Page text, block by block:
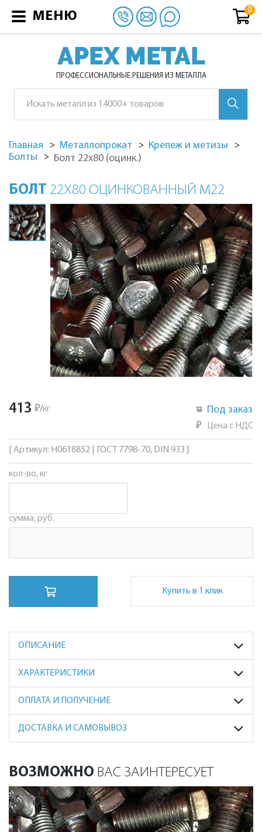
APEX METAL
ПРОФЕССИОНАЛЬНЫЕ РЕШЕНИЯ ИЗ МЕТАЛЛА
Главная Металлопрокат
Крепеж и метизы
Болты
Болт 22х80 (оцинк.)
БОЛТ 22Х80 ОЦИНКОВАННЫЙ М22
413 ₽/кг Под заказ
₽ Цена с НДС
[ Артикул: Н0618852 | ГОСТ 7798-70, DIN 933 ]
кол-во, кг
сумма, руб.
Купить в 1 клик
ОПИСАНИЕ
ХАРАКТЕРИСТИКИ
ОПЛАТА И ПОЛУЧЕНИЕ
ДОСТАВКА И САМОВЫВОЗ
ВОЗМОЖНО ВАС ЗАИНТЕРЕСУЕТ
МЕНЮ